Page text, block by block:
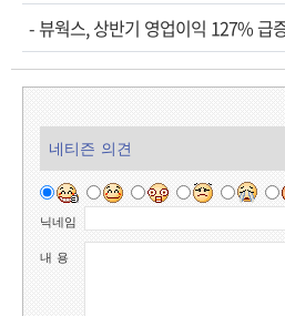
- 뷰웍스, 상반기 영업이익 127% 급증…
네티즌 의견
닉네임
내 용